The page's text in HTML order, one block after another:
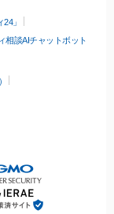
」
相談AIチャットボット